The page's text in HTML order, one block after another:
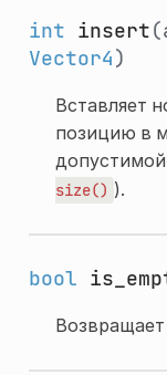
int insert
Vector4)
Вставляет
позицию в
size() ).
bool
Возвращает